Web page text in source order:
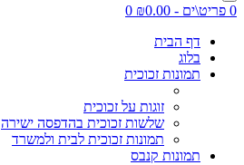
0 פריט\ים - ₪0.00
0
דף הבית
בלוג
תמונות זכוכית
זוגות על זכוכית
שלשות זכוכית בהדפסה ישירה
תמונות זכוכית לבית ולמשרד
תמונות קנבס